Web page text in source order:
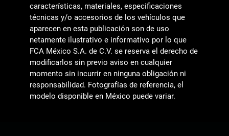
características, materiales, especificaciones
técnicas y/o accesorios de los vehículos que
aparecen en esta publicación son de uso
netamente ilustrativo e informativo por lo que
FCA México S.A. de C.V. se reserva el derecho de
modificarlos sin previo aviso en cualquier
momento sin incurrir en ninguna obligación ni
responsabilidad. Fotografías de referencia, el
modelo disponible en México puede variar.